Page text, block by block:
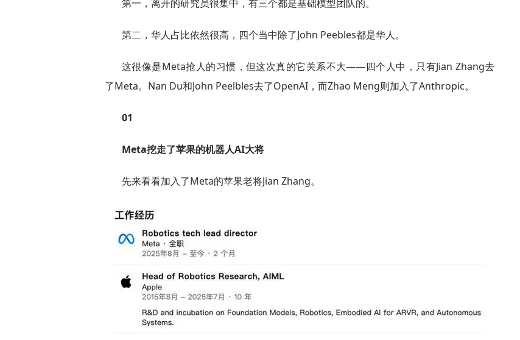
第一，离开的研究员很集中，有三个都是基础模型团队的。
第二，华人占比依然很高，四个当中除了John Peebles都是华人。
这很像是Meta抢人的习惯，但这次真的它关系不大——四个人中，只有Jian Zhang去
了Meta。Nan Du和John Peelbles去了OpenAI，而Zhao Meng则加入了Anthropic。
01
Meta挖走了苹果的机器人AI大将
先来看看加入了Meta的苹果老将Jian Zhang。